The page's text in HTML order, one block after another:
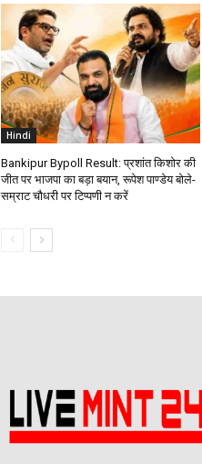
Hindi
Bankipur Bypoll Result: प्रशांत किशोर की
जीत पर भाजपा का बड़ा बयान, रूपेश पाण्डेय बोले-
सम्राट चौधरी पर टिप्पणी न करें